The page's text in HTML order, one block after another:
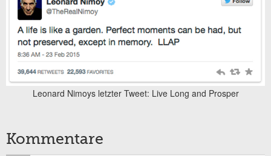
Leonard Nimoys letzter Tweet: Live Long and Prosper
Kommentare